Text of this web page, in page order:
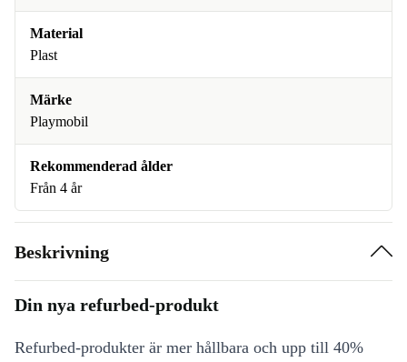
Material
Plast
Märke
Playmobil
Rekommenderad ålder
Från 4 år
Beskrivning
Din nya refurbed-produkt
Refurbed-produkter är mer hållbara och upp till 40%